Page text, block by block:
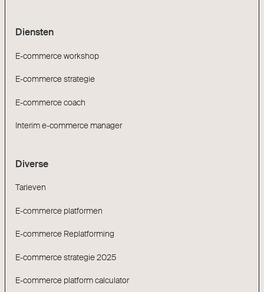
Diensten
E-commerce workshop
E-commerce strategie
E-commerce coach
Interim e-commerce manager
Diverse
Tarieven
E-commerce platformen
E-commerce Replatforming
E-commerce strategie 2025
E-commerce platform calculator